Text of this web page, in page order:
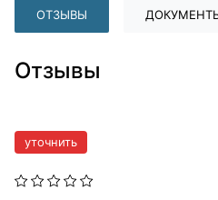
ОТЗЫВЫ
Отзывы
уточнить